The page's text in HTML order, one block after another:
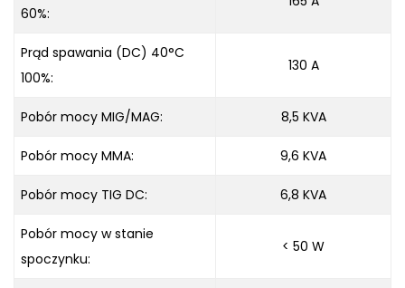
60%:
Prąd spawania (DC) 40°C
100%:
130 A
Pobór mocy MIG/MAG: 8,5 KVA
Pobór mocy MMA: 9,6 KVA
Pobór mocy TIG DC: 6,8 KVA
Pobór mocy w stanie
spoczynku:
< 50 W